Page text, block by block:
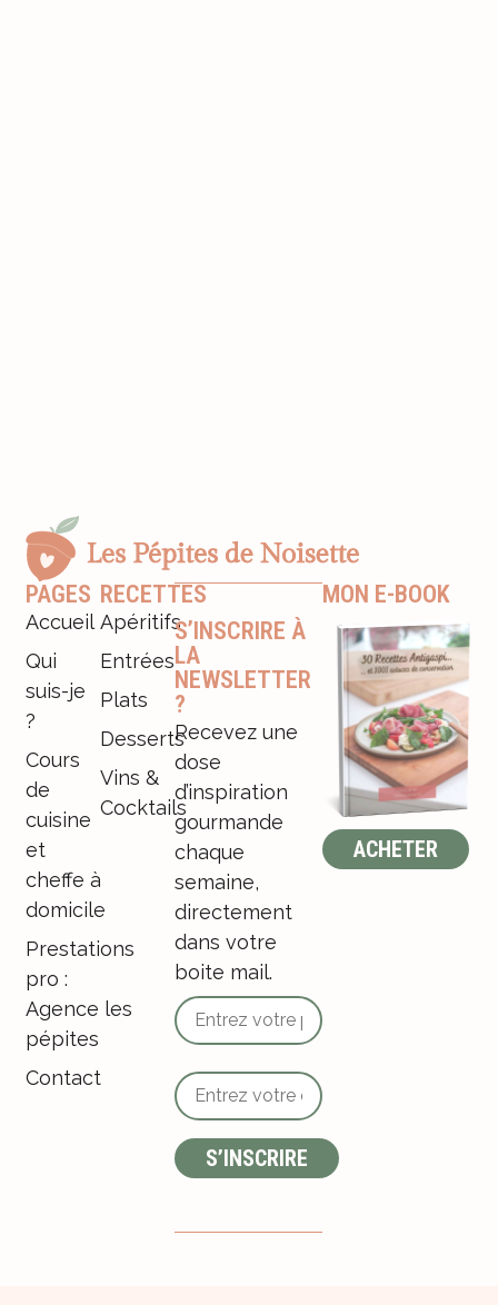
PAGES
Accueil
Qui
suis-je
?
Cours
de
cuisine
et
cheffe à
domicile
Prestations
pro :
Agence les
pépites
Contact
RECETTES
Apéritifs
Entrées
Plats
Desserts
Vins &
Cocktails
S’INSCRIRE À
LA
NEWSLETTER
?
Recevez une
dose
d’inspiration
gourmande
chaque
semaine,
directement
dans votre
boite mail.
MON E-BOOK
ACHETER